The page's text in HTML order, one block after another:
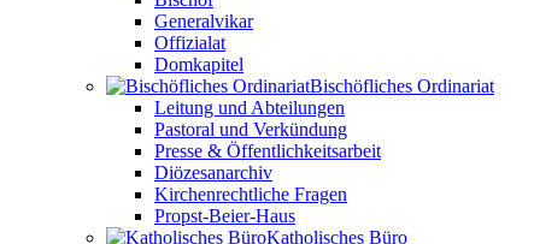
Generalvikar
Offizialat
Domkapitel
Bischöfliches Ordinariat
Leitung und Abteilungen
Pastoral und Verkündung
Presse & Öffentlichkeitsarbeit
Diözesanarchiv
Kirchenrechtliche Fragen
Propst-Beier-Haus
Katholisches Büro